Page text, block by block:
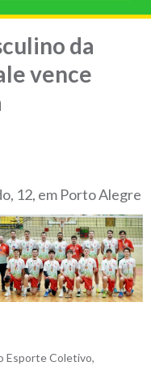
da
vence
12, em Porto Alegre
Esporte Coletivo,